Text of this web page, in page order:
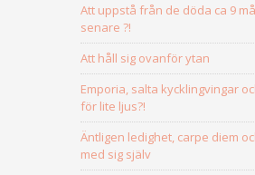
Att uppstå från de döda ca 9
senare ?!
Att håll sig ovanför ytan
Emporia, salta kycklingvingar
för lite ljus?!
Äntligen ledighet, carpe diem
med sig själv